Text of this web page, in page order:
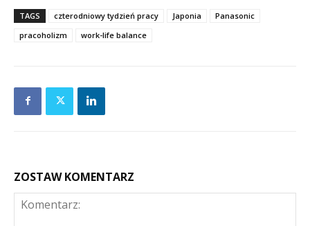
TAGS czterodniowy tydzień pracy Japonia
Panasonic
pracoholizm
work-life balance
ZOSTAW KOMENTARZ